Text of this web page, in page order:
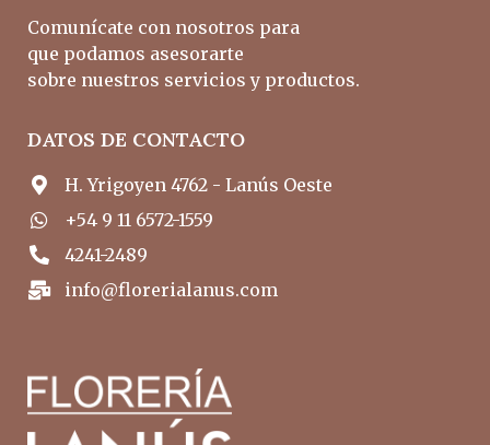
Comunícate con nosotros para
que podamos asesorarte
sobre nuestros servicios y productos.
DATOS DE CONTACTO
H. Yrigoyen 4762 - Lanús Oeste
+54 9 11 6572-1559
4241-2489
info@florerialanus.com